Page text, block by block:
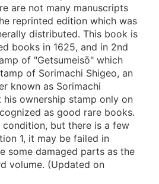
are not many manuscripts
reprinted edition which was
distributed. This book is
books in 1625, and in 2nd
of "Getsumeisō" which
of Sorimachi Shigeo, an
known as Sorimachi
his ownership stamp only on
as good rare books.
but there is a few
1, it may be failed in
some damaged parts as the
volume. (Updated on